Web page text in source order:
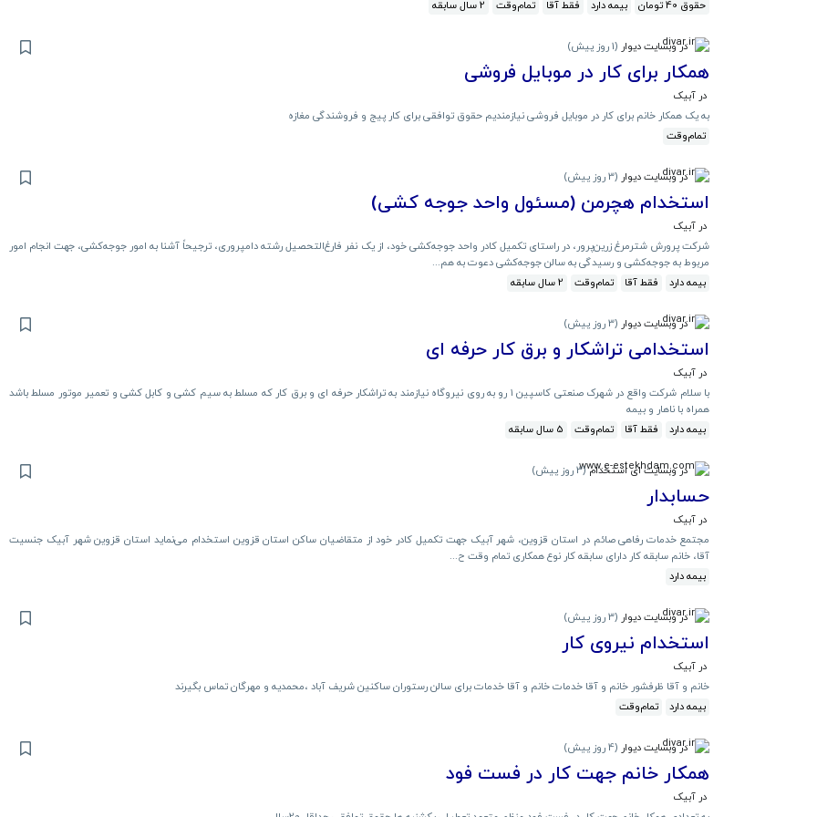
حقوق 40 تومان بیمه دارد فقط آقا تمام‌وقت 2 سال سابقه
در وبسایت دیوار (1 روز پیش )
همکار برای کار در موبایل فروشی
در آبیک
به یک همکار خانم برای کار در موبایل فروشی نیازمندیم حقوق توافقی برای کار پیج و فروشندگی مغازه
تمام‌وقت
در وبسایت دیوار (3 روز پیش )
استخدام هچرمن (مسئول واحد جوجه کشی)
در آبیک
شرکت پرورش شترمرغ زرین‌پرور، در راستای تکمیل کادر واحد جوجه‌کشی خود، از یک نفر فارغ‌التحصیل رشته دامپروری، ترجیحاً آشنا به امور جوجه‌کشی، جهت انجام امور
مربوط به جوجه‌کشی و رسیدگی به سالن جوجه‌کشی دعوت به هم...
بیمه دارد
فقط آقا تمام‌وقت 2 سال سابقه
در وبسایت دیوار (3 روز پیش )
استخدامی تراشکار و برق کار حرفه ای
در آبیک
با سلام شرکت واقع در شهرک صنعتی کاسپین ۱ رو به روی نیروگاه نیازمند به تراشکار حرفه ای و برق کار که مسلط به سیم کشی و کابل کشی و تعمیر موتور مسلط باشد
همراه با ناهار و بیمه
بیمه دارد
فقط آقا تمام‌وقت 5 سال سابقه
در وبسایت ای استخدام(3 روز پیش )
حسابدار
در آبیک
مجتمع خدمات رفاهی صائم در استان قزوین، شهر آبیک جهت تکمیل کادر خود از متقاضیان ساکن استان قزوین استخدام می‌نماید استان قزوین شهر آبیک جنسیت
آقا، خانم سابقه کار دارای سابقه کار نوع همکاری تمام وقت ح...
بیمه دارد
در وبسایت دیوار (3 روز پیش )
استخدام نیروی کار
در آبیک
خانم و آقا ظرفشور خانم و آقا خدمات خانم و آقا خدمات برای سالن رستوران ساکنین شریف آباد ،محمدیه و مهرگان تماس بگیرند
بیمه دارد
تمام‌وقت
در وبسایت دیوار (4 روز پیش )
همکار خانم جهت کار در فست فود
در آبیک